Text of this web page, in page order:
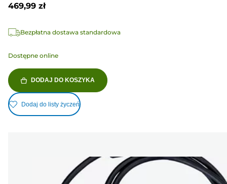
469,99 zł
Bezpłatna dostawa standardowa
Dostępne online
DODAJ DO KOSZYKA
Dodaj do listy życzeń